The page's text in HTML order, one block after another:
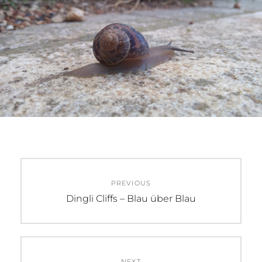
PREVIOUS
Previous
Dingli Cliffs – Blau über Blau